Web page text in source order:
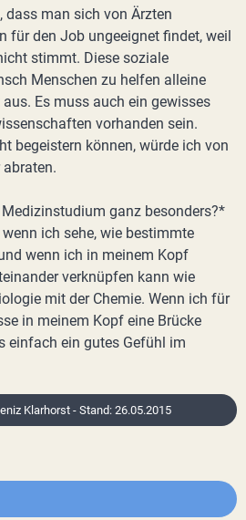
man sich von Ärzten
für den Job ungeeignet findet, weil
stimmt. Diese soziale
Menschen zu helfen alleine
Es muss auch ein gewisses
vorhanden sein.
begeistern können, würde ich von
ganz besonders?*
ich sehe, wie bestimmte
wenn ich in meinem Kopf
verknüpfen kann wie
mit der Chemie. Wenn ich für
in meinem Kopf eine Brücke
einfach ein gutes Gefühl im
Klarhorst - Stand: 26.05.2015